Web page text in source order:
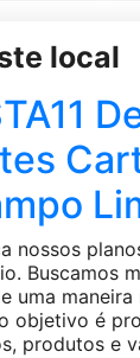
local
nossos
Buscamos
uma
objetivo é
produtos e